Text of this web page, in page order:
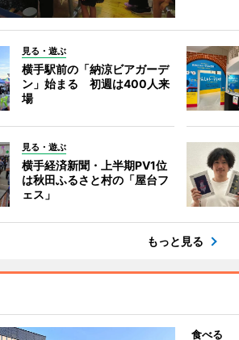
見る・遊ぶ
横手駅前の「納涼ビアガーデ
ン」始まる 初週は400人来
場
見る・遊ぶ
横手経済新聞・上半期PV1位
は秋田ふるさと村の「屋台フ
ェス」
もっと見る
食べる